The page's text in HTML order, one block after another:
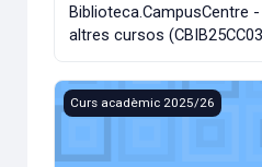
Biblioteca.CampusCentre
altres cursos
Biblioteca.BarriVell -
Curs acadèmic 2025/26